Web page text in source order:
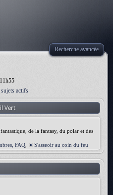
Recherche avancée
actifs
Vert
de la fantasy, du polar et des
FAQ S'asseoir au coin du feu